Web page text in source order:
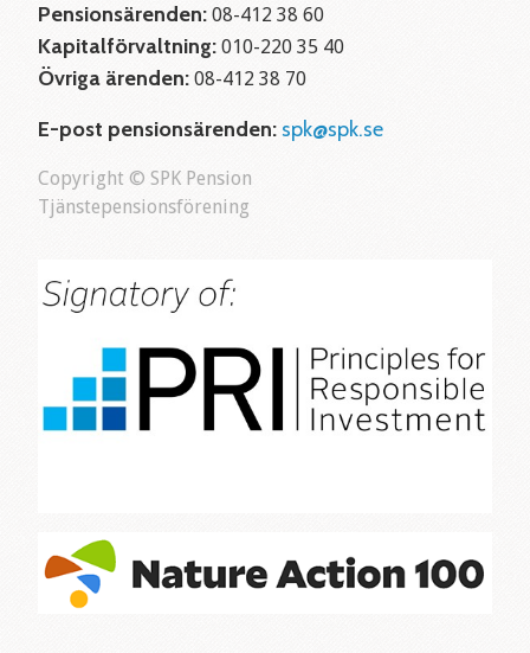
Pensionsärenden: 08-412 38 60
Kapitalförvaltning: 010-220 35 40
Övriga ärenden: 08-412 38 70
E-post pensionsärenden:spk@spk.se
Copyright © SPK Pension
Tjänstepensionsförening